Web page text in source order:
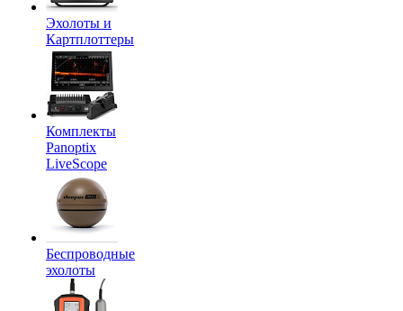
Эхолоты и
Картплоттеры
Комплекты
Panoptix
LiveScope
Беспроводные
эхолоты